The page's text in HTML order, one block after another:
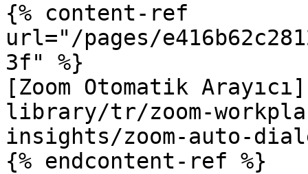
{% content-ref
url="/pages/
3f" %}
[Zoom Otomatik
library/tr/zoom-
insights/zoom-auto-
{% endcontent-ref %}